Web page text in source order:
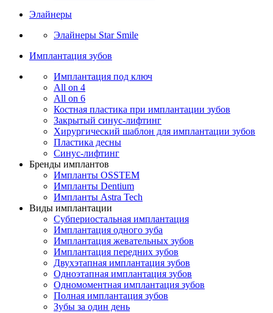
Элайнеры
Элайнеры Star Smile
Имплантация зубов
Имплантация под ключ
All on 4
All on 6
Костная пластика при имплантации зубов
Закрытый синус-лифтинг
Хирургический шаблон для имплантации зубов
Пластика десны
Синус-лифтинг
Бренды имплантов
Импланты OSSTEM
Импланты Dentium
Импланты Astra Tech
Виды имплантации
Субпериостальная имплантация
Имплантация одного зуба
Имплантация жевательных зубов
Имплантация передних зубов
Двухэтапная имплантация зубов
Одноэтапная имплантация зубов
Одномоментная имплантация зубов
Полная имплантация зубов
Зубы за один день